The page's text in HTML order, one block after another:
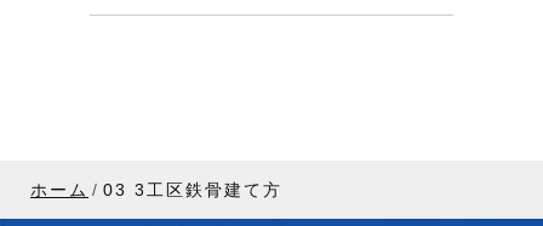
ホーム 03 3工区鉄骨建て方